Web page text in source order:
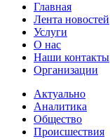
Главная
Лента новостей
Услуги
О нас
Наши контакты
Организации
Актуально
Аналитика
Общество
Происшествия